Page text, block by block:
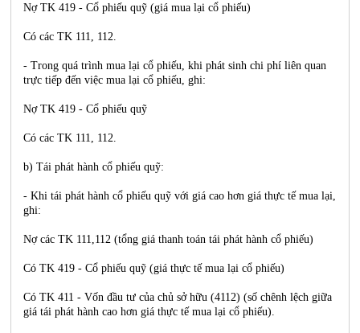
Nợ TK 419 - Cổ phiếu quỹ (giá mua lại cổ phiếu)
Có các TK 111, 112.
- Trong quá trình mua lại cổ phiếu, khi phát sinh chi phí liên quan
trực tiếp đến việc mua lại cổ phiếu, ghi:
Nợ TK 419 - Cổ phiếu quỹ
Có các TK 111, 112.
b) Tái phát hành cổ phiếu quỹ:
- Khi tái phát hành cổ phiếu quỹ với giá cao hơn giá thực tế mua lại,
ghi:
Nợ các TK 111,112 (tổng giá thanh toán tái phát hành cổ phiếu)
Có TK 419 - Cổ phiếu quỹ (giá thực tế mua lại cổ phiếu)
Có TK 411 - Vốn đầu tư của chủ sở hữu (4112) (số chênh lệch giữa
giá tái phát hành cao hơn giá thực tế mua lại cổ phiếu).